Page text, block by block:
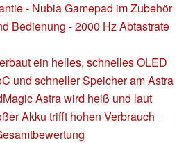
- Nubia Gamepad im Zubehör
Bedienung - 2000 Hz Abtastrate
ein helles, schnelles OLED
und schneller Speicher am Astra
Astra wird heiß und laut
Akku trifft hohen Verbrauch